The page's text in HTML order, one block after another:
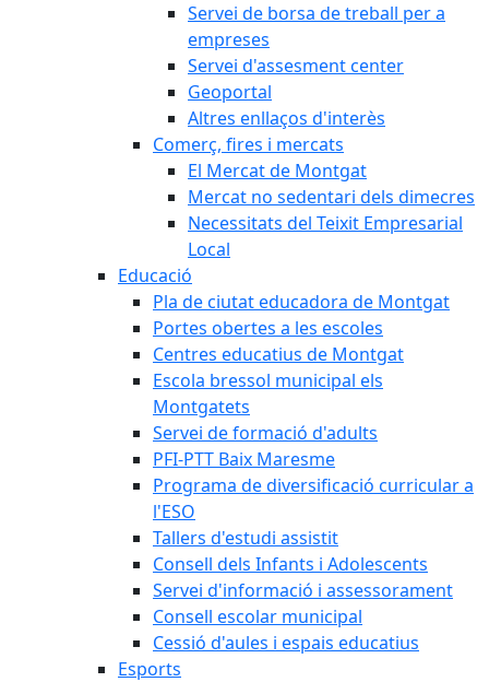
Servei de borsa de treball per a
empreses
Servei d'assesment center
Geoportal
Altres enllaços d'interès
Comerç, fires i mercats
El Mercat de Montgat
Mercat no sedentari dels dimecres
Necessitats del Teixit Empresarial
Local
Educació
Pla de ciutat educadora de Montgat
Portes obertes a les escoles
Centres educatius de Montgat
Escola bressol municipal els
Montgatets
Servei de formació d'adults
PFI-PTT Baix Maresme
Programa de diversificació curricular a
l'ESO
Tallers d'estudi assistit
Consell dels Infants i Adolescents
Servei d'informació i assessorament
Consell escolar municipal
Cessió d'aules i espais educatius
Esports